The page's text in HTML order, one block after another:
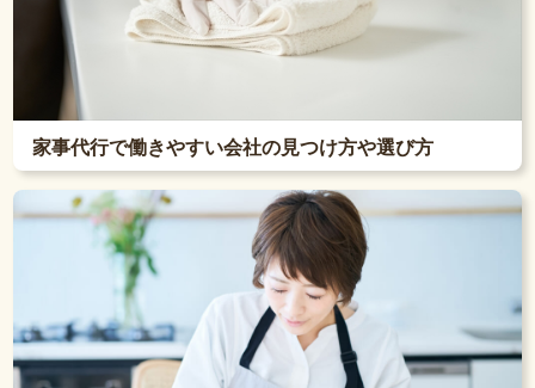
家事代行で働きやすい会社の見つけ方や選び方